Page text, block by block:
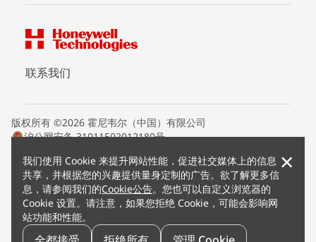
我们使用 Cookie 来提升网站性能，促进社交媒体上的信息
共享，并根据您的兴趣提供量身定制的广告。欲了解更多信
息，请参阅我们的Cookie公告。您也可以自定义浏览器的
Cookie 设置。请注意，如果您拒绝 Cookie，可能会影响网
站功能和性能。
×
联系我们
版权所有 ©2026 霍尼韦尔（中国）有限公司
沪公网安备 31011502012180号
条款条约
隐私声明
您的隐私选项
霍尼韦尔科技Cookie通知
退订
漏洞报告